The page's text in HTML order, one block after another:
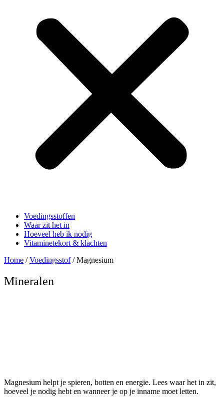
Voedingsstoffen
Waar zit het in
Hoeveel heb ik nodig
Vitaminetekort & klachten
Home /Voedingsstof/ Magnesium
Mineralen
Magnesium helpt je spieren, botten en energie. Lees waar het in zit,
hoeveel je nodig hebt en wanneer je op je inname moet letten.